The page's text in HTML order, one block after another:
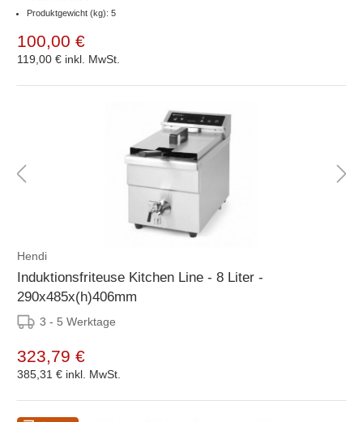
Produktgewicht (kg): 5
100,00 €
119,00 € inkl. MwSt.
Hendi
Induktionsfriteuse Kitchen Line - 8 Liter -
290x485x(h)406mm
3 - 5 Werktage
323,79 €
385,31 € inkl. MwSt.